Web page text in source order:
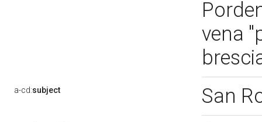
vena
a-cd:subject San